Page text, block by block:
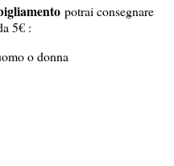
potrai consegnare
5€ :
o donna